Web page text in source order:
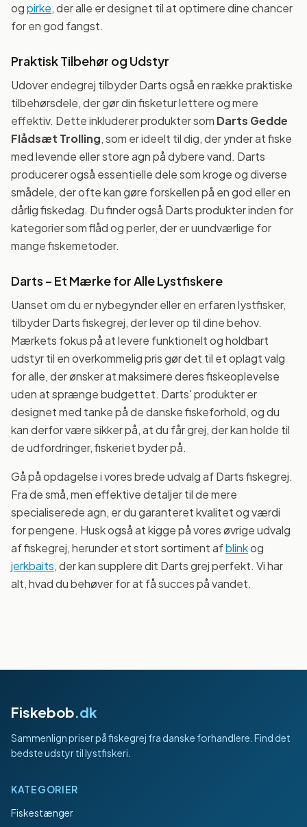
ogpirke, der alle er designet til at optimere dine chancer
for en god fangst.
Praktisk Tilbehør og Udstyr
Udover endegrej tilbyder Darts også en række praktiske
tilbehørsdele, der gør din fisketur lettere og mere
effektiv. Dette inkluderer produkter som Darts Gedde
Flådsæt Trolling, som er ideelt til dig, der ynder at fiske
med levende eller store agn på dybere vand. Darts
producerer også essentielle dele som kroge og diverse
smådele, der ofte kan gøre forskellen på en god eller en
dårlig fiskedag. Du finder også Darts produkter inden for
kategorier som flåd og perler, der er uundværlige for
mange fiskemetoder.
Darts – Et Mærke for Alle Lystfiskere
Uanset om du er nybegynder eller en erfaren lystfisker,
tilbyder Darts fiskegrej, der lever op til dine behov.
Mærkets fokus på at levere funktionelt og holdbart
udstyr til en overkommelig pris gør det til et oplagt valg
for alle, der ønsker at maksimere deres fiskeoplevelse
uden at sprænge budgettet. Darts' produkter er
designet med tanke på de danske fiskeforhold, og du
kan derfor være sikker på, at du får grej, der kan holde til
de udfordringer, fiskeriet byder på.
Gå på opdagelse i vores brede udvalg af Darts fiskegrej.
Fra de små, men effektive detaljer til de mere
specialiserede agn, er du garanteret kvalitet og værdi
for pengene. Husk også at kigge på vores øvrige udvalg
af fiskegrej, herunder et stort sortiment afblinkog
jerkbaits, der kan supplere dit Darts grej perfekt. Vi har
alt, hvad du behøver for at få succes på vandet.
Fiskebob.dk
Sammenlign priser på fiskegrej fra danske forhandlere. Find det
bedste udstyr til lystfiskeri.
KATEGORIER
Fiskestænger